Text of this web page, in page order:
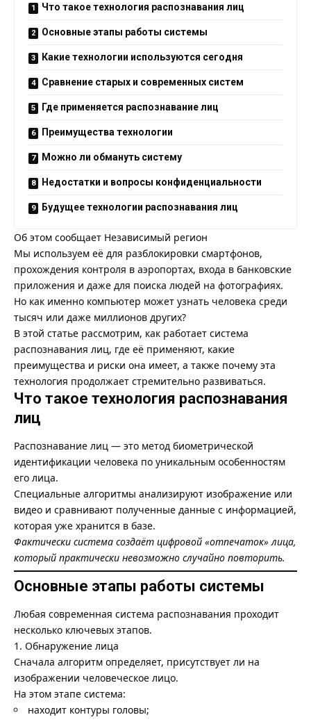
Что такое технология распознавания лиц
Основные этапы работы системы
Какие технологии используются сегодня
Сравнение старых и современных систем
Где применяется распознавание лиц
Преимущества технологии
Можно ли обмануть систему
Недостатки и вопросы конфиденциальности
Будущее технологии распознавания лиц
Об этом сообщает Независимый регион
Мы используем её для разблокировки смартфонов,
прохождения контроля в аэропортах, входа в банковские
приложения и даже для поиска людей на фотографиях.
Но как именно компьютер может узнать человека среди
тысяч или даже миллионов других?
В этой статье рассмотрим, как работает система
распознавания лиц, где её применяют, какие
преимущества и риски она имеет, а также почему эта
технология продолжает стремительно развиваться.
Что такое технология распознавания
лиц
Распознавание лиц — это метод биометрической
идентификации человека по уникальным особенностям
его лица.
Специальные алгоритмы анализируют изображение или
видео и сравнивают полученные данные с информацией,
которая уже хранится в базе.
Фактически система создаёт цифровой «отпечаток» лица,
который практически невозможно случайно повторить.
Основные этапы работы системы
Любая современная система распознавания проходит
несколько ключевых этапов.
1. Обнаружение лица
Сначала алгоритм определяет, присутствует ли на
изображении человеческое лицо.
На этом этапе система:
находит контуры головы;